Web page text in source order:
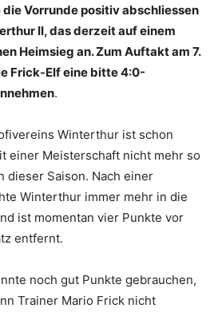
die Vorrunde positiv abschliessen
II, das derzeit auf einem
Heimsieg an. Zum Auftakt am 7.
Frick-Elf eine bitte 4:0-
.
Winterthur ist schon
einer Meisterschaft nicht mehr so
dieser Saison. Nach einer
Winterthur immer mehr in die
ist momentan vier Punkte vor
entfernt.
noch gut Punkte gebrauchen,
Trainer Mario Frick nicht